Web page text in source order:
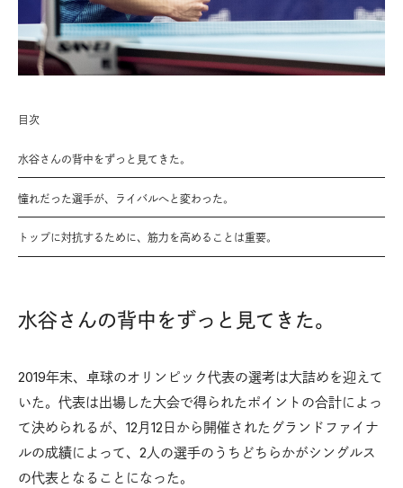
目次
水谷さんの背中をずっと見てきた。
憧れだった選手が、ライバルへと変わった。
トップに対抗するために、筋力を高めることは重要。
水谷さんの背中をずっと見てきた。
2019年末、卓球のオリンピック代表の選考は大詰めを迎えて
いた。代表は出場した大会で得られたポイントの合計によっ
て決められるが、12月12日から開催されたグランドファイナ
ルの成績によって、2人の選手のうちどちらかがシングルス
の代表となることになった。